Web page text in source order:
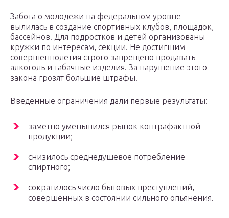
Забота о молодежи на федеральном уровне
вылилась в создание спортивных клубов, площадок,
бассейнов. Для подростков и детей организованы
кружки по интересам, секции. Не достигшим
совершеннолетия строго запрещено продавать
алкоголь и табачные изделия. За нарушение этого
закона грозят большие штрафы.
Введенные ограничения дали первые результаты:
заметно уменьшился рынок контрафактной
продукции;
снизилось среднедушевое потребление
спиртного;
сократилось число бытовых преступлений,
совершенных в состоянии сильного опьянения.